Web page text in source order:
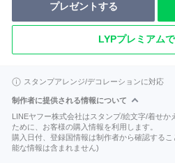
プレゼントする
LYPプレミアム
スタンプアレンジ/デコレーションに対応
制作者に提供される情報について
LINEヤフー株式会社はスタンプ/絵文字/着せ
ために、お客様の購入情報を利用します。
購入日付、登録国情報は制作者から確認する
能な情報は含まれません)